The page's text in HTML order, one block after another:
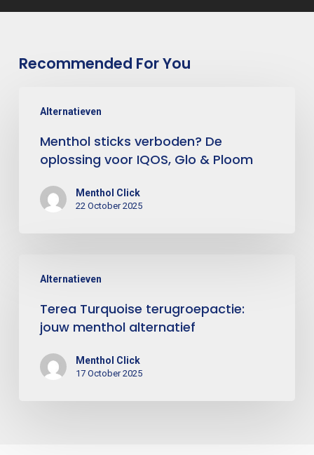
Recommended For You
Alternatieven
Menthol sticks verboden? De
oplossing voor IQOS, Glo & Ploom
Menthol Click
22 October 2025
Alternatieven
Terea Turquoise terugroepactie:
jouw menthol alternatief
Menthol Click
17 October 2025